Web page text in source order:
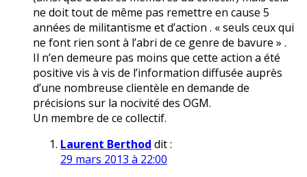
ne doit tout de même pas remettre en cause 5
années de militantisme et d’action . « seuls ceux qui
ne font rien sont à l’abri de ce genre de bavure » .
Il n’en demeure pas moins que cette action a été
positive vis à vis de l’information diffusée auprès
d’une nombreuse clientèle en demande de
précisions sur la nocivité des OGM.
Un membre de ce collectif.
Laurent Berthod dit :
29 mars 2013 à 22:00